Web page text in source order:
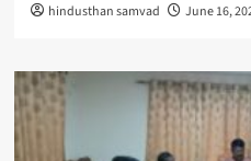
hindusthan samvad June 16,